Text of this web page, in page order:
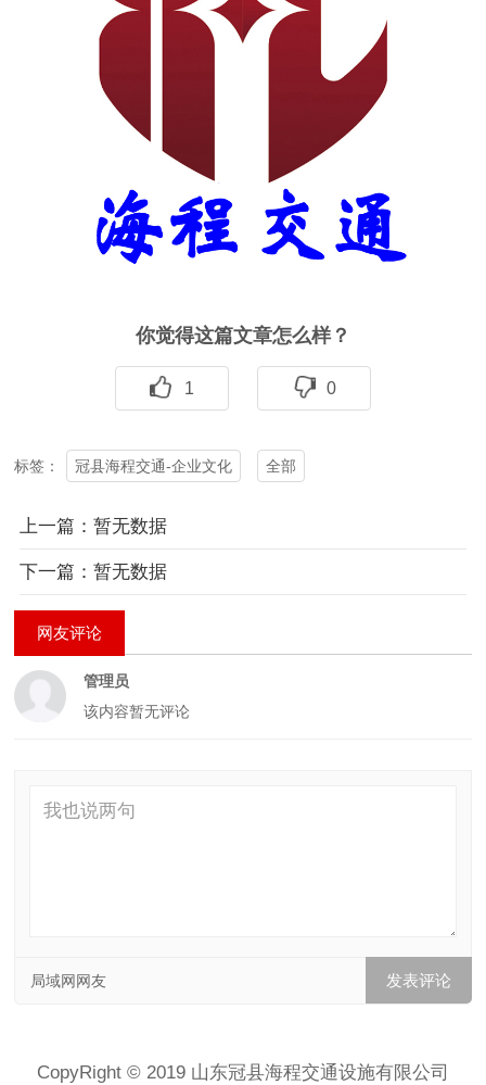
你觉得这篇文章怎么样？
1 0
标签： 冠县海程交通-企业文化 全部
上一篇：暂无数据
下一篇：暂无数据
网友评论
管理员
该内容暂无评论
局域网网友
CopyRight © 2019 山东冠县海程交通设施有限公司